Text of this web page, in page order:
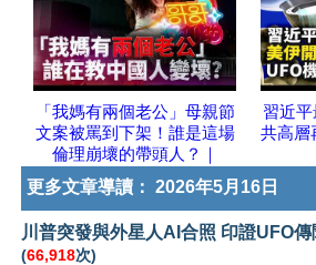
「我媽有兩個老公」母親節
文案被罵到下架！誰是這場
倫理崩壞的帶頭人？｜
習近
共高層
更多文章導讀： 2026年5月16日
川普突發與外星人AI合照 印證UFO傳
(66,918次)